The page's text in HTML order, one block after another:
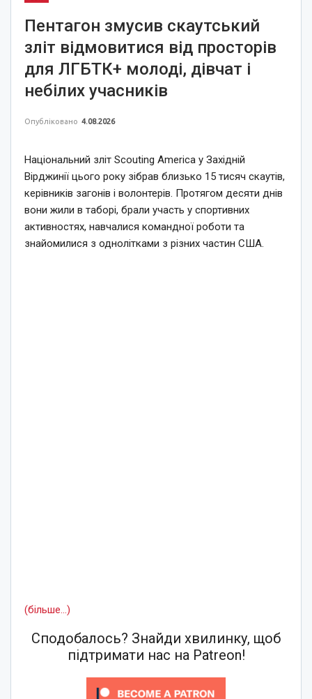
Пентагон змусив скаутський
зліт відмовитися від просторів
для ЛГБТК+ молоді, дівчат і
небілих учасників
Опубліковано 4.08.2026
Національний зліт Scouting America у Західній
Вірджинії цього року зібрав близько 15 тисяч скаутів,
керівників загонів і волонтерів. Протягом десяти днів
вони жили в таборі, брали участь у спортивних
активностях, навчалися командної роботи та
знайомилися з однолітками з різних частин США.
(більше…)
Сподобалось? Знайди хвилинку, щоб
підтримати нас на Patreon!